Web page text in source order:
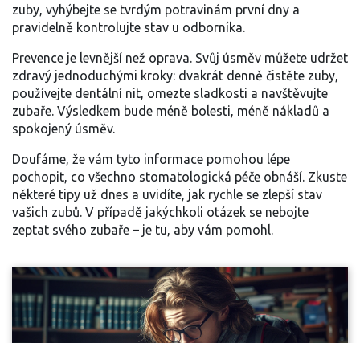
zuby, vyhýbejte se tvrdým potravinám první dny a
pravidelně kontrolujte stav u odborníka.
Prevence je levnější než oprava. Svůj úsměv můžete udržet
zdravý jednoduchými kroky: dvakrát denně čistěte zuby,
používejte dentální nit, omezte sladkosti a navštěvujte
zubaře. Výsledkem bude méně bolesti, méně nákladů a
spokojený úsměv.
Doufáme, že vám tyto informace pomohou lépe
pochopit, co všechno stomatologická péče obnáší. Zkuste
některé tipy už dnes a uvidíte, jak rychle se zlepší stav
vašich zubů. V případě jakýchkoli otázek se nebojte
zeptat svého zubaře – je tu, aby vám pomohl.